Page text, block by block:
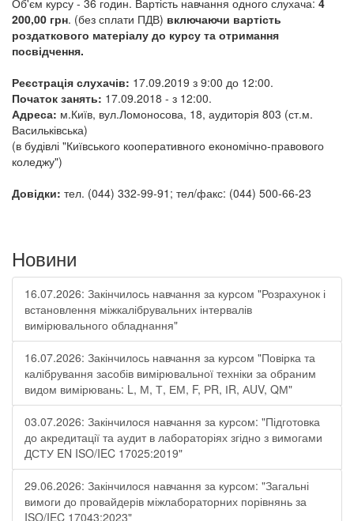
Об'єм курсу - 36 годин. Вартість навчання одного слухача: 4
200,00 грн. (без сплати ПДВ) включаючи вартість
роздаткового матеріалу до курсу та отримання
посвідчення.
Реєстрація слухачів: 17.09.2019 з 9:00 до 12:00.
Початок занять: 17.09.2018 - з 12:00.
Адреса: м.Київ, вул.Ломоносова, 18, аудиторія 803 (ст.м.
Васильківська)
(в будівлі "Київського кооперативного економічно-правового
коледжу")
Довідки: тел. (044) 332-99-91; тел/факс: (044) 500-66-23
Новини
16.07.2026: Закінчилось навчання за курсом "Розрахунок і
встановлення міжкалібрувальних інтервалів
вимірювального обладнання"
16.07.2026: Закінчилось навчання за курсом "Повірка та
калібрування засобів вимірювальної техніки за обраним
видом вимірювань: L, М, Т, ЕМ, F, РR, ІR, АUV, QМ"
03.07.2026: Закінчилося навчання за курсом: "Підготовка
до акредитації та аудит в лабораторіях згідно з вимогами
ДСТУ EN ISO/IEC 17025:2019"
29.06.2026: Закінчилося навчання за курсом: "Загальні
вимоги до провайдерів міжлабораторних порівнянь за
ISO/IEC 17043:2023"